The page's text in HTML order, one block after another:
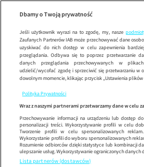
Wypróbuj aplikację mobilną
Korzystaj z łatwiejszej nawigacji i ciesz
Dbamy o Twoją prywatność
Jeśli użytkownik wyrazi na to zgodę, my, nasze
Zaufanych Partnerów IAB może przechowywać dane
uzyskiwać do nich dostęp w celu zapewnienia
przeglądania. Odbywa się to poprzez przetwarzanie
danych przeglądania przechowywanych w
udzielić/wycofać zgodę i sprzeciwić się przetwarzaniu w
dowolnym momencie, klikając przycisk „Ustawienia plików
Polityka Prywatności
Wraz z naszymi partnerami przetwarzamy dane w celu
Przechowywanie informacji na urządzeniu lub dostęp
personalizacji treści. Wykorzystywanie profili w celu
Tworzenie profili w celu spersonalizowanych
Wykorzystanie profili do wyboru spersonalizowanych
Rozumienie odbiorców dzięki statystyce lub kombinacji
ulepszanie usług. Wykorzystywanie ograniczonych danych
Lista partnerów (dostawców)